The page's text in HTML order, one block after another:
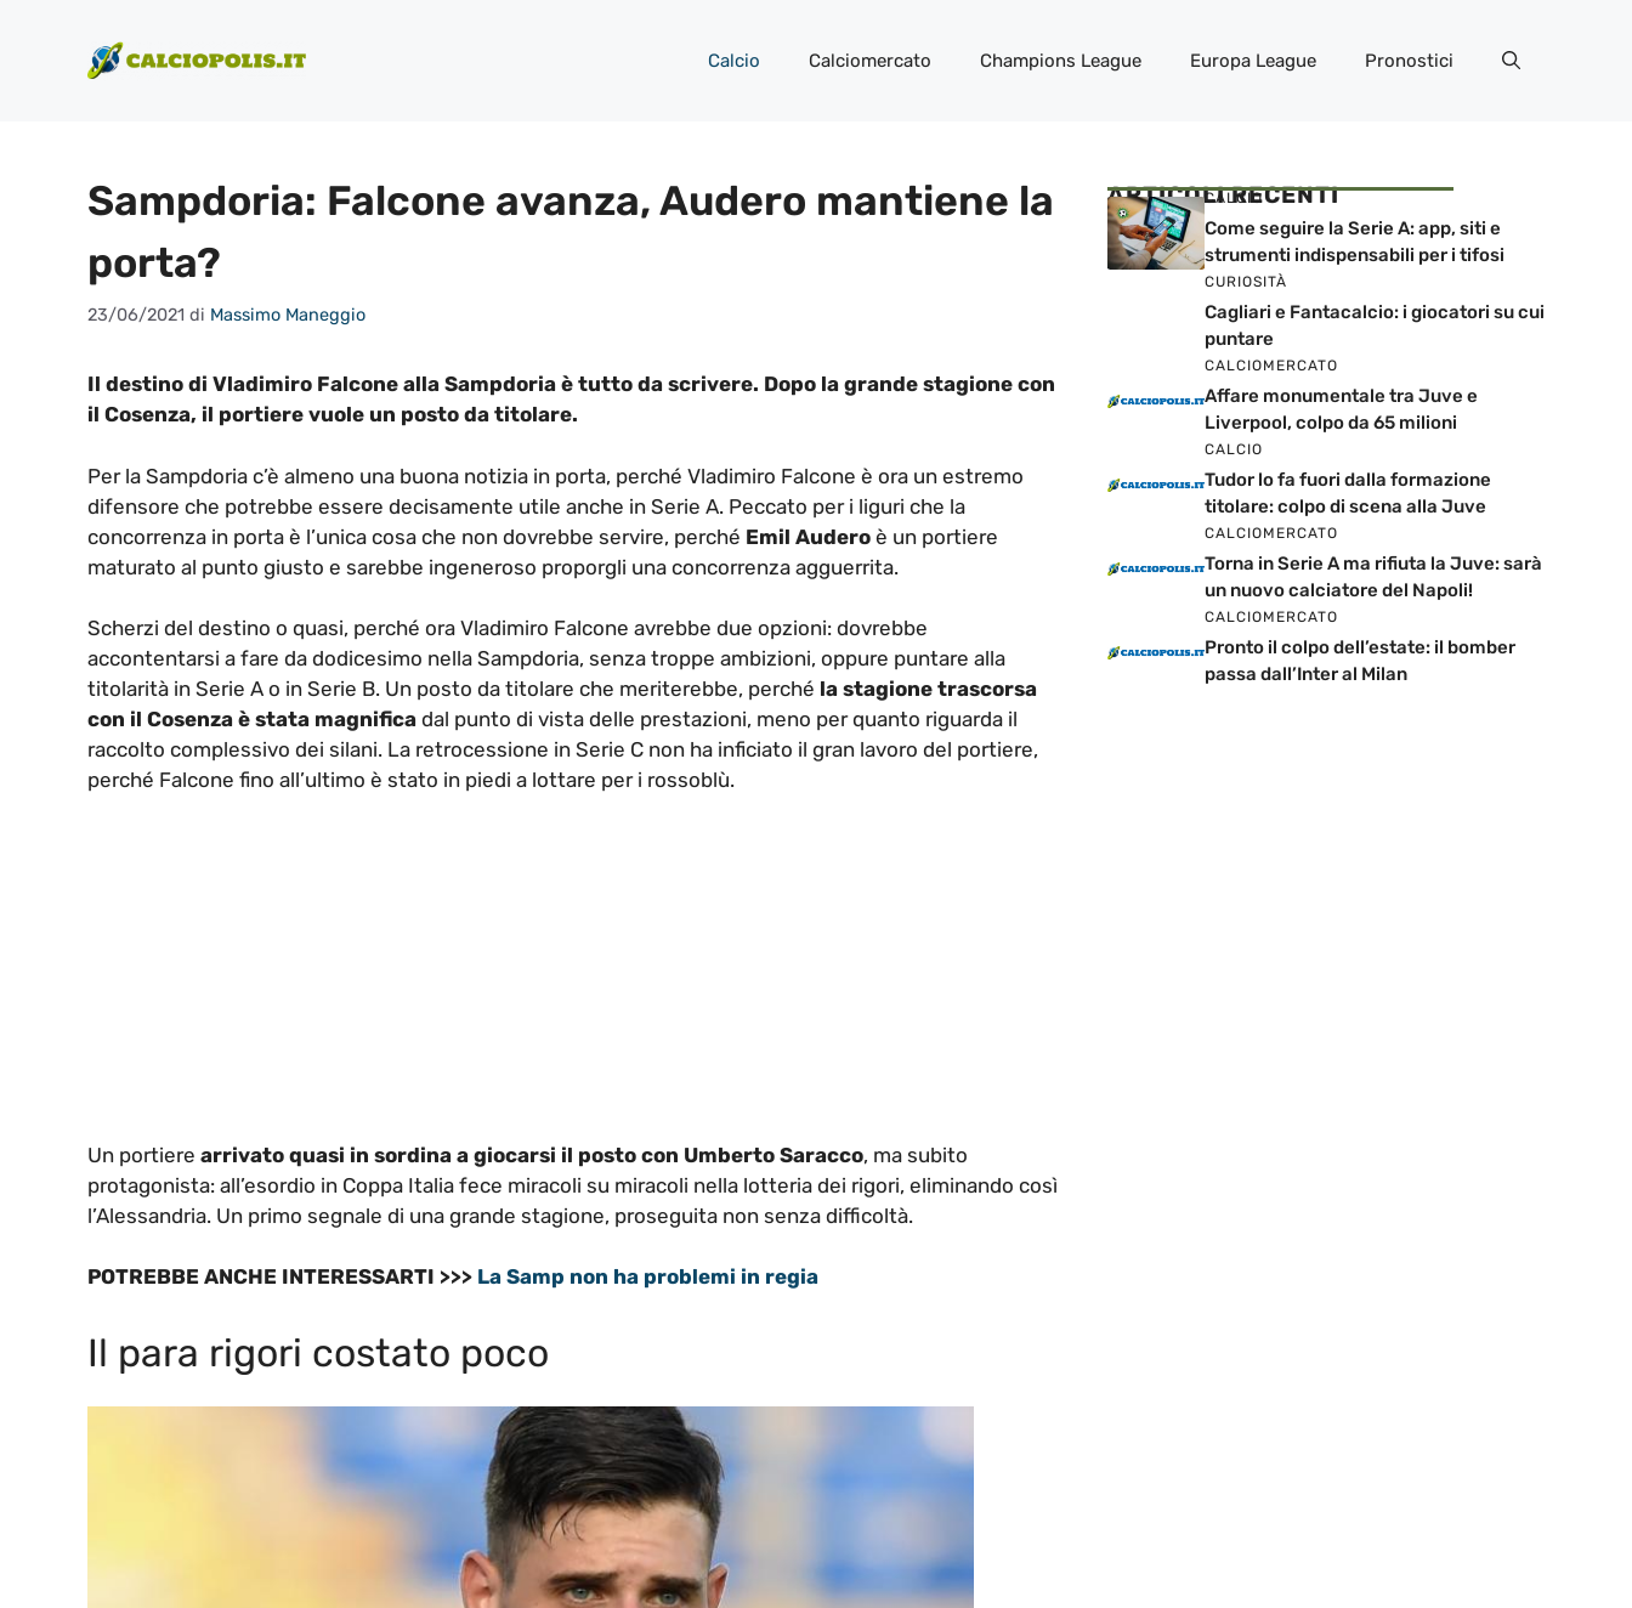
contenuto
Calcio Calciomercato Champions League Europa League Pronostici
Sampdoria: Falcone avanza, Audero mantiene la
porta?
23/06/2021 di Massimo Maneggio
Il destino di Vladimiro Falcone alla Sampdoria è tutto da scrivere. Dopo la grande stagione con
il Cosenza, il portiere vuole un posto da titolare.
Per la Sampdoria c’è almeno una buona notizia in porta, perché Vladimiro Falcone è ora un estremo
difensore che potrebbe essere decisamente utile anche in Serie A. Peccato per i liguri che la
concorrenza in porta è l’unica cosa che non dovrebbe servire, perché Emil Audero è un portiere
maturato al punto giusto e sarebbe ingeneroso proporgli una concorrenza agguerrita.
Scherzi del destino o quasi, perché ora Vladimiro Falcone avrebbe due opzioni: dovrebbe
accontentarsi a fare da dodicesimo nella Sampdoria, senza troppe ambizioni, oppure puntare alla
titolarità in Serie A o in Serie B. Un posto da titolare che meriterebbe, perché la stagione trascorsa
con il Cosenza è stata magnifica dal punto di vista delle prestazioni, meno per quanto riguarda il
raccolto complessivo dei silani. La retrocessione in Serie C non ha inficiato il gran lavoro del portiere,
perché Falcone fino all’ultimo è stato in piedi a lottare per i rossoblù.
Un portiere arrivato quasi in sordina a giocarsi il posto con Umberto Saracco, ma subito
protagonista: all’esordio in Coppa Italia fece miracoli su miracoli nella lotteria dei rigori, eliminando così
l’Alessandria. Un primo segnale di una grande stagione, proseguita non senza difficoltà.
POTREBBE ANCHE INTERESSARTI >>> La Samp non ha problemi in regia
Il para rigori costato poco
ARTICOLI RECENTI
CALCIO
Come seguire la Serie A: app, siti e
strumenti indispensabili per i tifosi
CURIOSITÀ
Cagliari e Fantacalcio: i giocatori su cui
puntare
CALCIOMERCATO
Affare monumentale tra Juve e
Liverpool, colpo da 65 milioni
CALCIO
Tudor lo fa fuori dalla formazione
titolare: colpo di scena alla Juve
CALCIOMERCATO
Torna in Serie A ma rifiuta la Juve: sarà
un nuovo calciatore del Napoli!
CALCIOMERCATO
Pronto il colpo dell’estate: il bomber
passa dall’Inter al Milan